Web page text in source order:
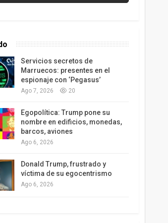
Servicios secretos de
Marruecos: presentes en el
espionaje con ‘Pegasus’
Ago 7, 2026 20
Egopolítica: Trump pone su
nombre en edificios, monedas,
barcos, aviones
Ago 6, 2026
Donald Trump, frustrado y
víctima de su egocentrismo
Ago 6, 2026